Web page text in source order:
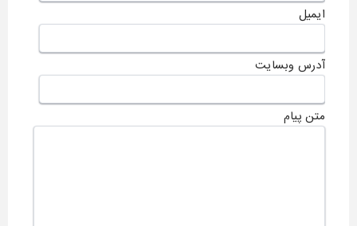
ایمیل
آدرس وبسایت
متن پیام